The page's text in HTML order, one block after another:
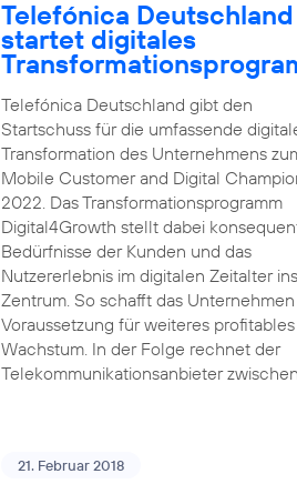
Telefónica Deutschland
startet digitales
Telefónica Deutschland gibt den
Startschuss für die umfassende
Transformation des Unternehmens
Mobile Customer and Digital
2022. Das Transformationsprogramm
Digital4Growth stellt dabei
Bedürfnisse der Kunden und das
Nutzererlebnis im digitalen Zeitalter ins
Zentrum. So schafft das
Voraussetzung für weiteres profitables
Wachstum. In der Folge rechnet der
Telekommunikationsanbieter
21. Februar 2018